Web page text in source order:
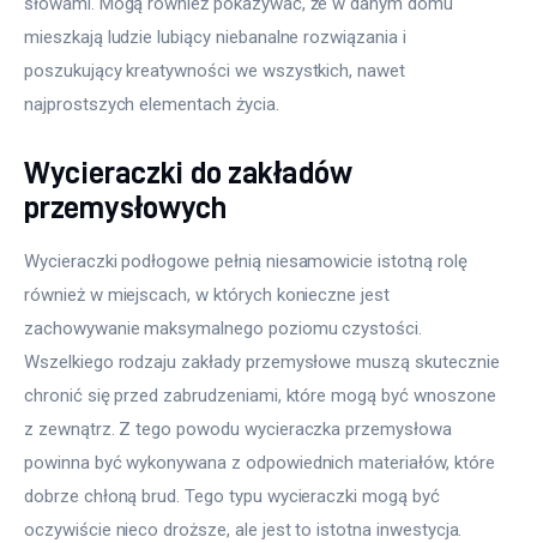
mieszkają ludzie lubiący niebanalne rozwiązania i
poszukujący kreatywności we wszystkich, nawet
najprostszych elementach życia.
Wycieraczki do zakładów
przemysłowych
Wycieraczki podłogowe pełnią niesamowicie istotną rolę
również w miejscach, w których konieczne jest
zachowywanie maksymalnego poziomu czystości.
Wszelkiego rodzaju zakłady przemysłowe muszą skutecznie
chronić się przed zabrudzeniami, które mogą być wnoszone
z zewnątrz. Z tego powodu wycieraczka przemysłowa
powinna być wykonywana z odpowiednich materiałów, które
dobrze chłoną brud. Tego typu wycieraczki mogą być
oczywiście nieco droższe, ale jest to istotna inwestycja.